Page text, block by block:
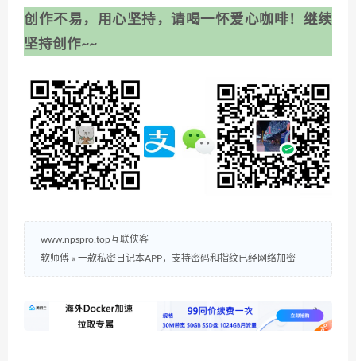
创作不易，用心坚持，请喝一怀爱心咖啡！继续
坚持创作~~
www.npspro.top互联侠客
软师傅 » 一款私密日记本APP，支持密码和指纹已经网络加密